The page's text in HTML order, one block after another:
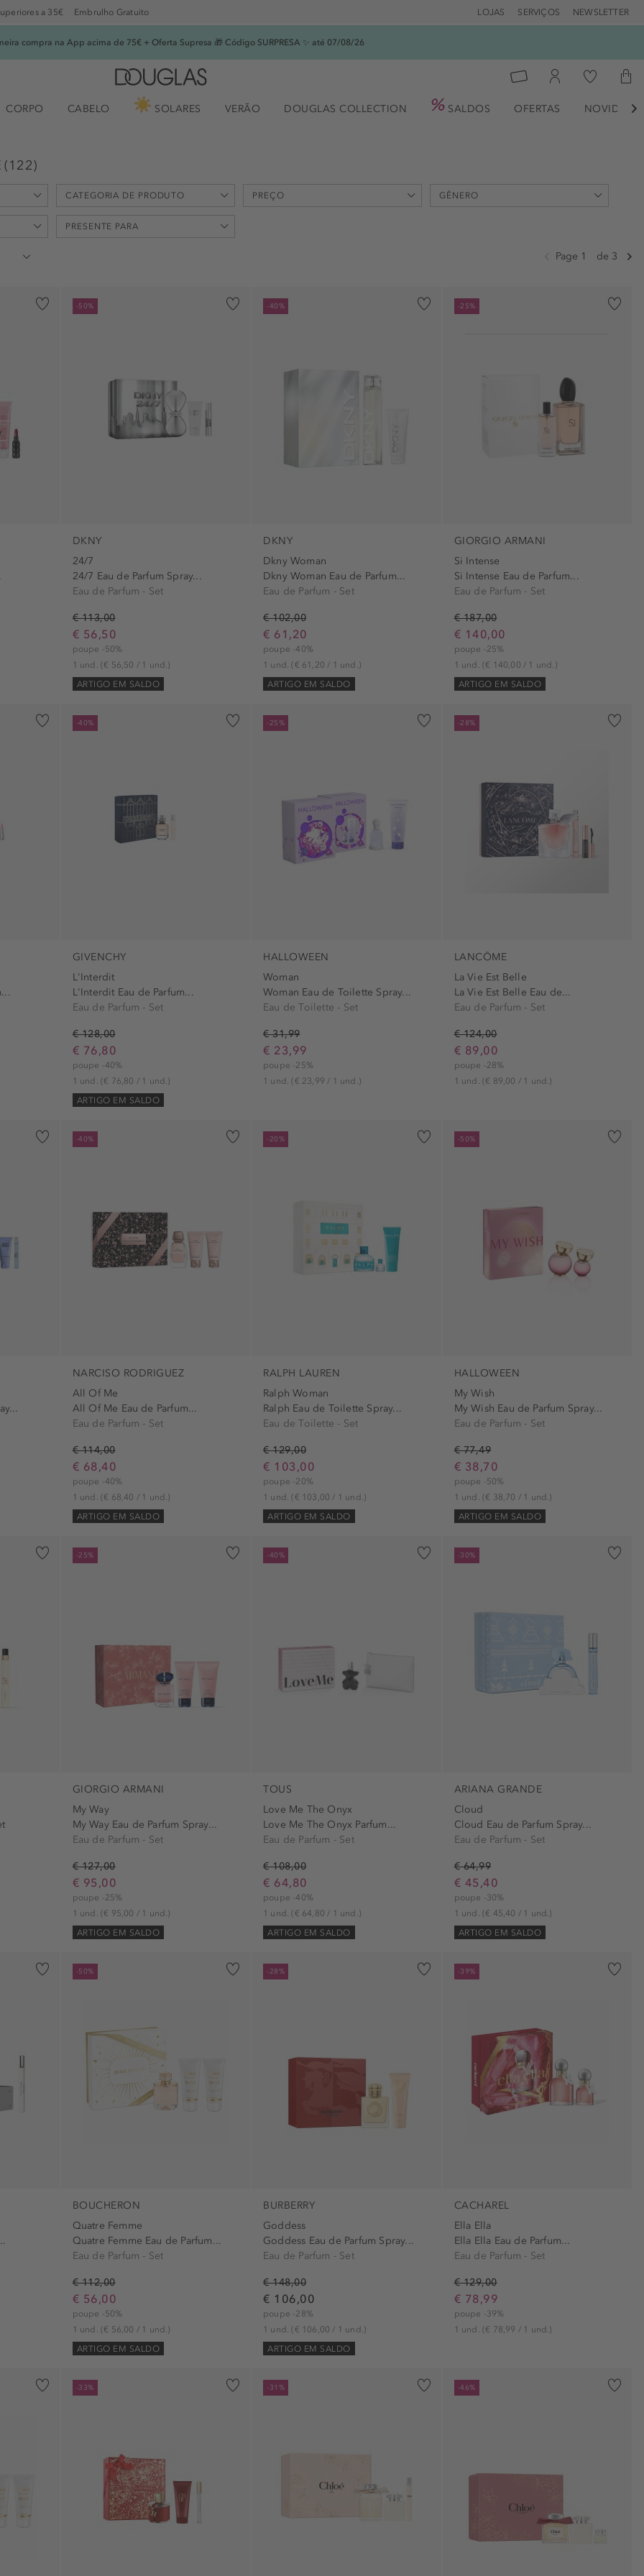
a 35€ Embrulho Gratuito LOJAS SERVIÇOS NEWSLETTER
compra na App acima de 75€ + Oferta Supresa 🎁 Código SURPRESA ✨ até 07/08/26
CORPO CABELO SOLARES VERÃO DOUGLAS COLLECTION SALDOS OFERTAS 
(122)
CATEGORIA DE PRODUTO
Set (2)
PREÇO GÊNERO
masculino (4)
PRESENTE PARA
Dia da Mãe (9)
Page 1 de 3
-50%
DKNY
24/7
24/7 Eau de Parfum Spray...
Eau de Parfum - Set
€ 113,00
€ 56,50
poupe -50%
1 und. (€ 56,50 / 1 und.)
ARTIGO EM SALDO
-40%
DKNY
Dkny Woman
Dkny Woman Eau de Parfum...
Eau de Parfum - Set
€ 102,00
€ 61,20
poupe -40%
1 und.(€ 61,20 / 1 und.)
ARTIGO EM SALDO
-25%
GIORGIO ARMANI
Si Intense
Si Intense Eau de Parfum...
Eau de Parfum - Set
€ 187,00
€ 140,00
poupe -25%
1 und. (€ 140,00 / 1 und.)
ARTIGO EM SALDO
-40%
GIVENCHY
L'Interdit
L'Interdit Eau de Parfum...
Eau de Parfum - Set
€ 128,00
€ 76,80
poupe -40%
1 und. (€ 76,80 / 1 und.)
ARTIGO EM SALDO
-25%
HALLOWEEN
Woman
Woman Eau de Toilette Spray...
Eau de Toilette - Set
€ 31,99
€ 23,99
poupe -25%
1 und.(€ 23,99 / 1 und.)
-28%
LANCÔME
La Vie Est Belle
La Vie Est Belle Eau de...
Eau de Parfum - Set
€ 124,00
€ 89,00
poupe -28%
1 und. (€ 89,00 / 1 und.)
-40%
NARCISO RODRIGUEZ
All Of Me
All Of Me Eau de Parfum...
Eau de Parfum - Set
€ 114,00
€ 68,40
poupe -40%
1 und. (€ 68,40 / 1 und.)
ARTIGO EM SALDO
-20%
RALPH LAUREN
Ralph Woman
Ralph Eau de Toilette Spray...
Eau de Toilette - Set
€ 129,00
€ 103,00
poupe -20%
1 und.(€ 103,00 / 1 und.)
ARTIGO EM SALDO
-50%
HALLOWEEN
My Wish
My Wish Eau de Parfum Spray...
Eau de Parfum - Set
€ 77,49
€ 38,70
poupe -50%
1 und. (€ 38,70 / 1 und.)
ARTIGO EM SALDO
-25%
GIORGIO ARMANI
My Way
My Way Eau de Parfum Spray...
Eau de Parfum - Set
€ 127,00
€ 95,00
poupe -25%
1 und. (€ 95,00 / 1 und.)
ARTIGO EM SALDO
-40%
TOUS
Love Me The Onyx
Love Me The Onyx Parfum...
Eau de Parfum - Set
€ 108,00
€ 64,80
poupe -40%
1 und.(€ 64,80 / 1 und.)
ARTIGO EM SALDO
-30%
ARIANA GRANDE
Cloud
Cloud Eau de Parfum Spray...
Eau de Parfum - Set
€ 64,99
€ 45,40
poupe -30%
1 und. (€ 45,40 / 1 und.)
ARTIGO EM SALDO
-50%
BOUCHERON
Quatre Femme
Quatre Femme Eau de Parfum...
Eau de Parfum - Set
€ 112,00
€ 56,00
poupe -50%
1 und. (€ 56,00 / 1 und.)
ARTIGO EM SALDO
-28%
BURBERRY
Goddess
Goddess Eau de Parfum Spray...
Eau de Parfum - Set
€ 148,00
€ 106,00
poupe -28%
1 und.(€ 106,00 / 1 und.)
ARTIGO EM SALDO
-39%
CACHAREL
Ella Ella
Ella Ella Eau de Parfum...
Eau de Parfum - Set
€ 129,00
€ 78,99
poupe -39%
1 und. (€ 78,99 / 1 und.)
-33% -31% -46%